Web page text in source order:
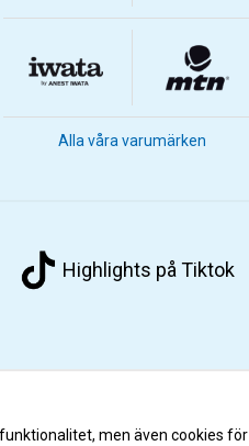
Alla våra varumärken
Highlights på Tiktok
men även cookies för